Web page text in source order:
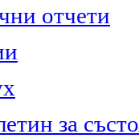
отчети
за